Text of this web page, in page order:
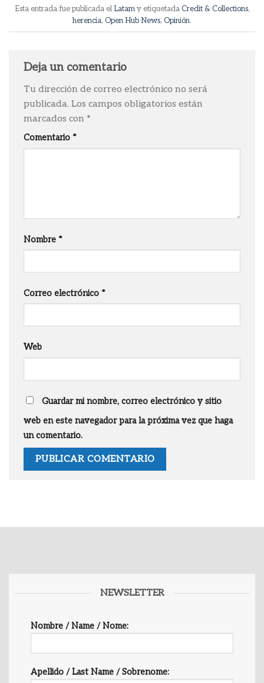
Esta entrada fue publicada el Latamy etiquetadaCredit & Collections,
herencia, Open Hub News, Opinión.
Deja un comentario
Tu dirección de correo electrónico no será
publicada. Los campos obligatorios están
marcados con *
Comentario *
Nombre *
Correo electrónico *
Web
Guardar mi nombre, correo electrónico y sitio
web en este navegador para la próxima vez que haga
un comentario.
NEWSLETTER
Nombre / Name / Nome:
Apellido / Last Name / Sobrenome: